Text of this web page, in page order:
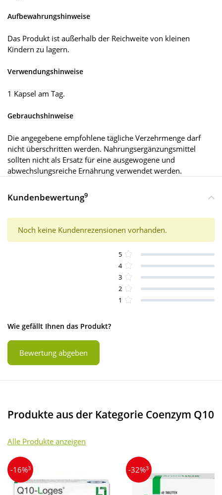
Aufbewahrungshinweise
Das Produkt ist außerhalb der Reichweite von kleinen
Kindern zu lagern.
Verwendungshinweise
1 Kapsel am Tag.
Gebrauchshinweise
Die angegebene empfohlene tägliche Verzehrmenge darf
nicht überschritten werden. Nahrungsergänzungsmittel
sollten nicht als Ersatz für eine ausgewogene und
abwechslungsreiche Ernährung verwendet werden.
Kundenbewertung9
Noch keine Kundenrezensionen vorhanden.
5
4
3
2
1
Wie gefällt Ihnen das Produkt?
Bewertung abgeben
Produkte aus der Kategorie Coenzym Q10
Alle Produkte anzeigen
-16%3 -32%3